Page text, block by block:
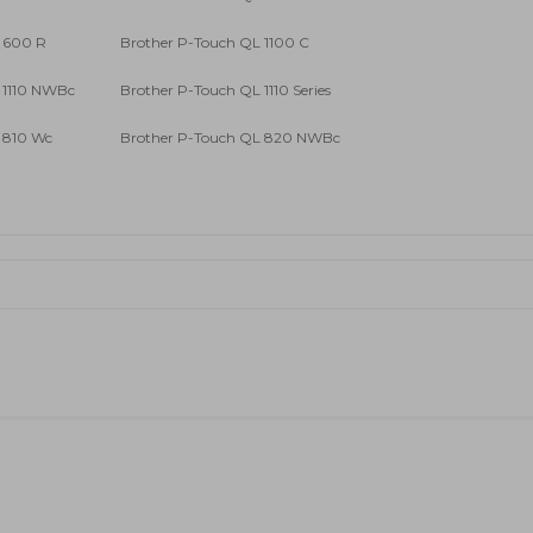
600 R Brother P-Touch QL 1100 C
NWBc Brother P-Touch QL 1110 Series
Wc Brother P-Touch QL 820 NWBc